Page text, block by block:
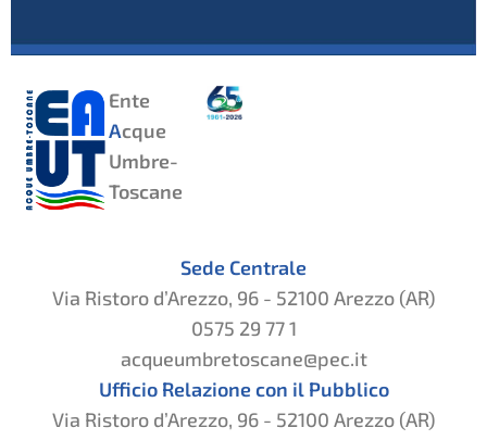
Ente
Acque
Umbre-
Toscane
Sede Centrale
Via Ristoro d’Arezzo, 96 - 52100 Arezzo (AR)
0575 29 77 1
acqueumbretoscane@pec.it
Ufficio Relazione con il Pubblico
Via Ristoro d’Arezzo, 96 - 52100 Arezzo (AR)